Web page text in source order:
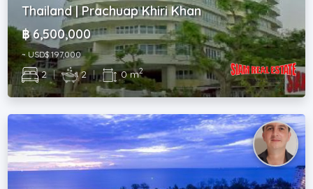
Thailand | Prachuap Khiri Khan
฿ 6,500,000
~ USD$ 197,000
2 | 2 | 0 m2